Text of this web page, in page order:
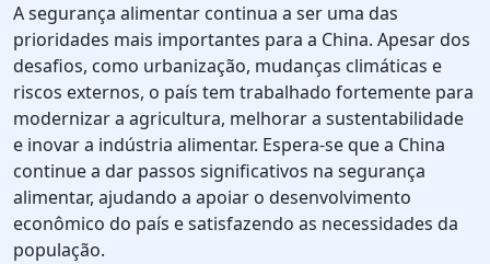
A segurança alimentar continua a ser uma das
prioridades mais importantes para a China. Apesar dos
desafios, como urbanização, mudanças climáticas e
riscos externos, o país tem trabalhado fortemente para
modernizar a agricultura, melhorar a sustentabilidade
e inovar a indústria alimentar. Espera-se que a China
continue a dar passos significativos na segurança
alimentar, ajudando a apoiar o desenvolvimento
econômico do país e satisfazendo as necessidades da
população.